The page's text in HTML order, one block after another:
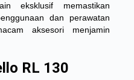
eksklusif memastikan
dan perawatan
aksesori menjamin
RL 130